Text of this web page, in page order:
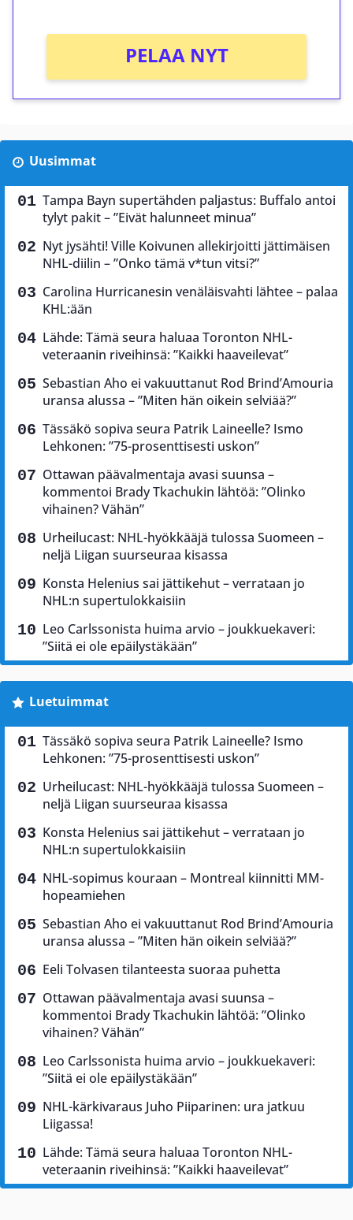
PELAA NYT
Uusimmat
Tampa Bayn supertähden paljastus: Buffalo antoi
tylyt pakit – ”Eivät halunneet minua”
Nyt jysähti! Ville Koivunen allekirjoitti jättimäisen
NHL-diilin – ”Onko tämä v*tun vitsi?”
Carolina Hurricanesin venäläisvahti lähtee – palaa
KHL:ään
Lähde: Tämä seura haluaa Toronton NHL-
veteraanin riveihinsä: ”Kaikki haaveilevat”
Sebastian Aho ei vakuuttanut Rod Brind’Amouria
uransa alussa – ”Miten hän oikein selviää?”
Tässäkö sopiva seura Patrik Laineelle? Ismo
Lehkonen: ”75-prosenttisesti uskon”
Ottawan päävalmentaja avasi suunsa –
kommentoi Brady Tkachukin lähtöä: ”Olinko
vihainen? Vähän”
Urheilucast: NHL-hyökkääjä tulossa Suomeen –
neljä Liigan suurseuraa kisassa
Konsta Helenius sai jättikehut – verrataan jo
NHL:n supertulokkaisiin
Leo Carlssonista huima arvio – joukkuekaveri:
”Siitä ei ole epäilystäkään”
Luetuimmat
Tässäkö sopiva seura Patrik Laineelle? Ismo
Lehkonen: ”75-prosenttisesti uskon”
Urheilucast: NHL-hyökkääjä tulossa Suomeen –
neljä Liigan suurseuraa kisassa
Konsta Helenius sai jättikehut – verrataan jo
NHL:n supertulokkaisiin
NHL-sopimus kouraan – Montreal kiinnitti MM-
hopeamiehen
Sebastian Aho ei vakuuttanut Rod Brind’Amouria
uransa alussa – ”Miten hän oikein selviää?”
Eeli Tolvasen tilanteesta suoraa puhetta
Ottawan päävalmentaja avasi suunsa –
kommentoi Brady Tkachukin lähtöä: ”Olinko
vihainen? Vähän”
Leo Carlssonista huima arvio – joukkuekaveri:
”Siitä ei ole epäilystäkään”
NHL-kärkivaraus Juho Piiparinen: ura jatkuu
Liigassa!
Lähde: Tämä seura haluaa Toronton NHL-
veteraanin riveihinsä: ”Kaikki haaveilevat”